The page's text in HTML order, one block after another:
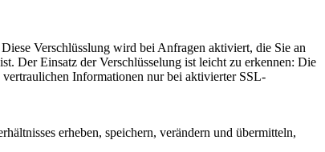
Verschlüsslung wird bei Anfragen aktiviert, die Sie an
Der Einsatz der Verschlüsselung ist leicht zu erkennen: Die
Informationen nur bei aktivierter SSL-
erheben, speichern, verändern und übermitteln,